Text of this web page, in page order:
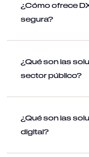
¿Cómo ofrece
segura?
¿Qué son las
sector público?
¿Qué son las
digital?